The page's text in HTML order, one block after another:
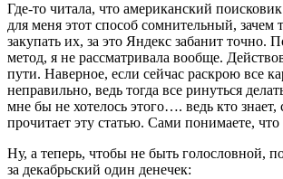
Где-то читала, что американский
для меня этот способ сомнительный, зачем
закупать их, за это Яндекс забанит точно.
метод, я не рассматривала вообще.
пути. Наверное, если сейчас раскрою все
неправильно, ведь тогда все ринуться
мне бы не хотелось этого…. ведь кто знает,
прочитает эту статью. Сами понимаете, что
Ну, а теперь, чтобы не быть голословной,
за декабрьский один денечек: